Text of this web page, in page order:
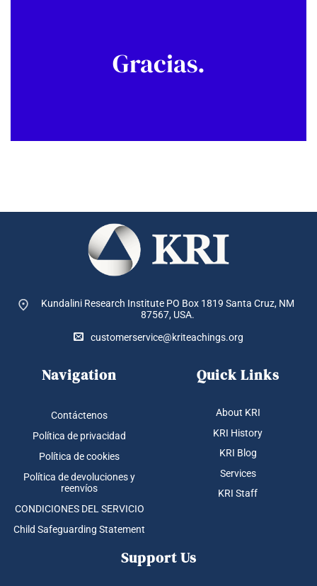
Gracias.
Kundalini Research Institute PO Box 1819 Santa Cruz, NM
87567, USA.
customerservice@kriteachings.org
Navigation
Contáctenos
Política de privacidad
Política de cookies
Política de devoluciones y
reenvíos
CONDICIONES DEL SERVICIO
Child Safeguarding Statement
Quick Links
About KRI
KRI History
KRI Blog
Services
KRI Staff
Support Us